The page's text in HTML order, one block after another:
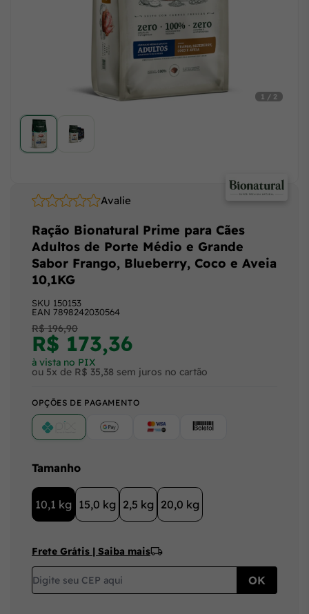
1 / 2
Avalie
SKU 150153
EAN 7898242030564
Ração Bionatural Prime para Cães
Adultos de Porte Médio e Grande
Sabor Frango, Blueberry, Coco e Aveia
10,1KG
R$ 196,90
R$ 173,36
à vista no PIX
ou 5x de R$ 35,38 sem juros no cartão
OPÇÕES DE PAGAMENTO
Google Pay (Crédito/Débito)
Cartão Boleto
Frete Grátis | Saiba mais
Tamanho
10,1 kg 15,0 kg 2,5 kg 20,0 kg